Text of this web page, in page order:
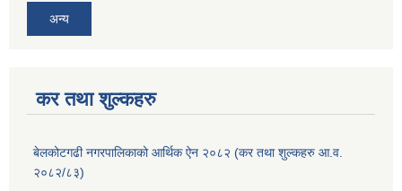
अन्य
कर तथा शुल्कहरु
बेलकोटगढी नगरपालिकाको आर्थिक ऐन २०८२ (कर तथा शुल्कहरु आ.व.
२०८२/८३)